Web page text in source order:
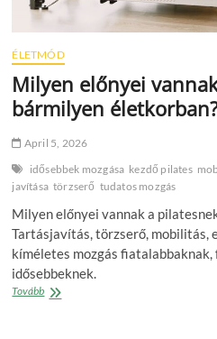
ÉLETMÓD
Milyen előnyei
bármilyen
April 5, 2026
idősebbek mozgása kezdő pilates
javítása törzserő tudatos mozgás
Milyen előnyei vannak a
Tartásjavítás, törzserő, mobilitás,
kíméletes mozgás
idősebbeknek.
TovábbMilyen